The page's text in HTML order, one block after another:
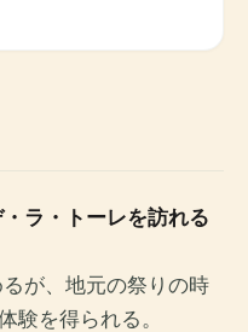
ラ・トーレを訪れる
が、地元の祭りの時
験を得られる。